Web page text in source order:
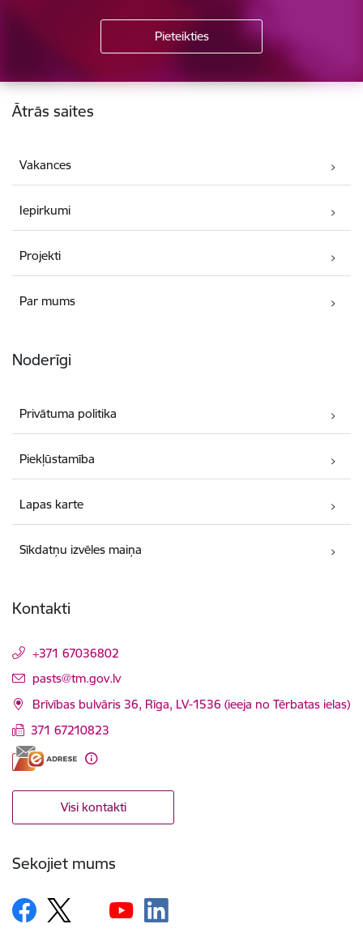
Kājene
Ātrās saites
Vakances
Iepirkumi
Projekti
Par mums
Noderīgi
Privātuma politika
Piekļūstamība
Lapas karte
Sīkdatņu izvēles maiņa
Kontakti
+371 67036802
E-pasts:
pasts@tm.gov.lv
Brīvības bulvāris 36, Rīga, LV-1536 (ieeja no Tērbatas ielas)
371 67210823
Visi kontakti
Sekojiet mums